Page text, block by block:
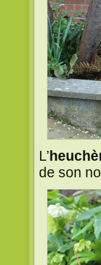
L’
de son